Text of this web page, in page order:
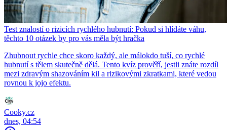
Test znalostí o rizicích rychlého hubnutí: Pokud si hlídáte váhu,
těchto 10 otázek by pro vás měla být hračka
Zhubnout rychle chce skoro každý, ale málokdo tuší, co rychlé
hubnutí s tělem skutečně dělá. Tento kvíz prověří, jestli znáte rozdíl
mezi zdravým shazováním kil a rizikovými zkratkami, které vedou
rovnou k jojo efektu.
Cooky.cz
dnes, 04:54